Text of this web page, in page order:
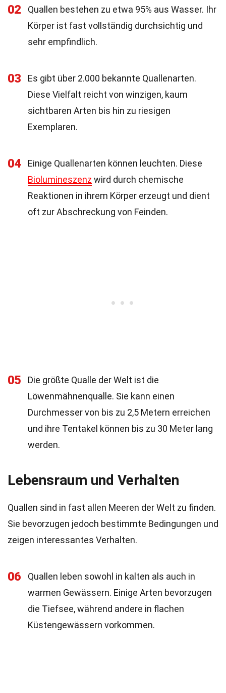
02
Quallen bestehen zu etwa 95% aus Wasser. Ihr
Körper ist fast vollständig durchsichtig und
sehr empfindlich.
03
Es gibt über 2.000 bekannte Quallenarten.
Diese Vielfalt reicht von winzigen, kaum
sichtbaren Arten bis hin zu riesigen
Exemplaren.
04
Einige Quallenarten können leuchten. Diese
Biolumineszenz wird durch chemische
Reaktionen in ihrem Körper erzeugt und dient
oft zur Abschreckung von Feinden.
05
Die größte Qualle der Welt ist die
Löwenmähnenqualle. Sie kann einen
Durchmesser von bis zu 2,5 Metern erreichen
und ihre Tentakel können bis zu 30 Meter lang
werden.
Lebensraum und Verhalten
Quallen sind in fast allen Meeren der Welt zu finden.
Sie bevorzugen jedoch bestimmte Bedingungen und
zeigen interessantes Verhalten.
06
Quallen leben sowohl in kalten als auch in
warmen Gewässern. Einige Arten bevorzugen
die Tiefsee, während andere in flachen
Küstengewässern vorkommen.